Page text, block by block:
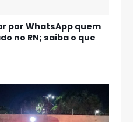
por WhatsApp quem
no RN; saiba o que